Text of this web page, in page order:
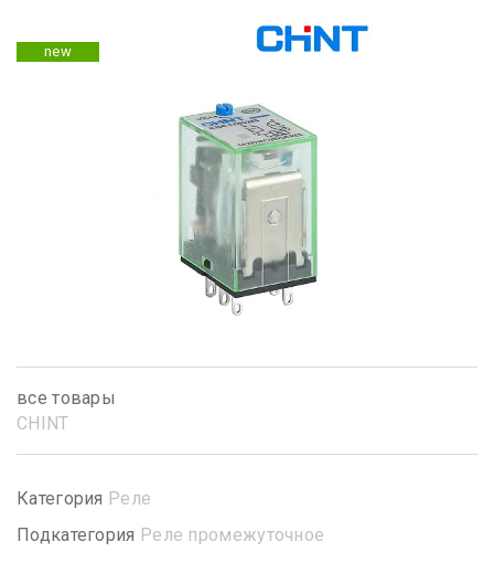
new
все товары
CHINT
Категория Реле
Подкатегория Реле промежуточное